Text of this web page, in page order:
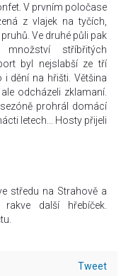
V prvním poločase
z vlajek na tyčích,
Ve druhé půli pak
stříbřitých
byl nejslabší ze tří
dění na hřišti. Většina
odcházeli zklamaní.
prohrál domácí
letech... Hosty přijeli
středu na Strahově a
další hřebíček.
Tweet